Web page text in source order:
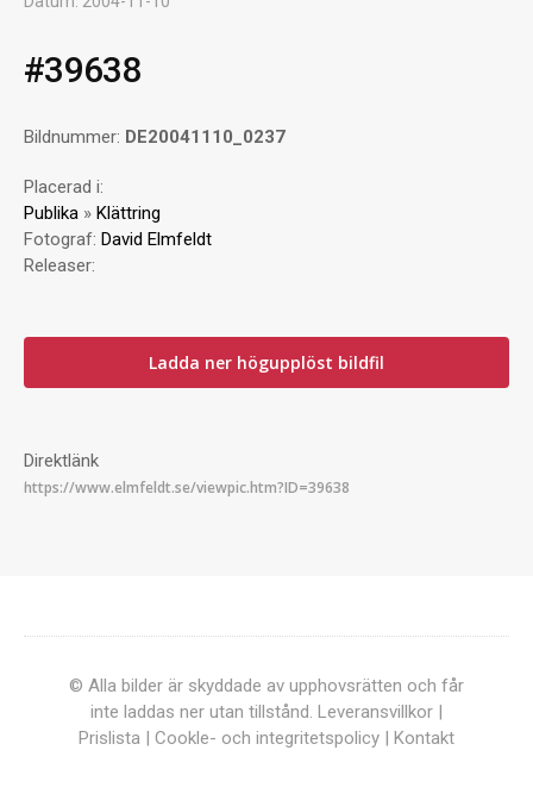
#39638
Bildnummer: DE20041110_0237
Placerad i:
Publika » Klättring
Fotograf: David Elmfeldt
Releaser:
Ladda ner högupplöst bildfil
Direktlänk
© Alla bilder är skyddade av upphovsrätten och får
inte laddas ner utan tillstånd. Leveransvillkor |
Prislista | Cookle- och integritetspolicy | Kontakt